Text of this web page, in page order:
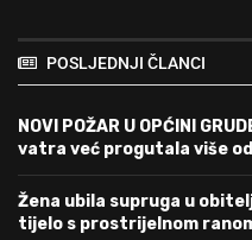
POSLJEDNJI ČLANCI
NOVI POŽAR U OPĆINI
vatra već progutala više
Žena ubila supruga u
tijelo s prostrijelnom